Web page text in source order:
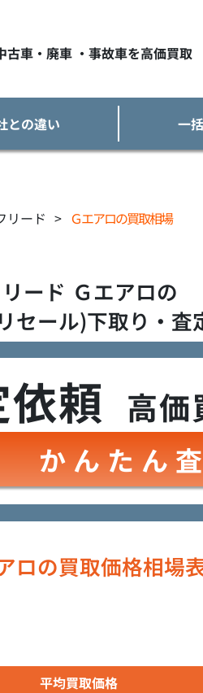
古車・廃車 ・事故車を高価買取
との違い 一
リード > Ｇエアロの買取相場
ード Ｇエアロの
セール)下取り・査
頼 高価
かんたん
ロの買取価格相場
平均買取価格